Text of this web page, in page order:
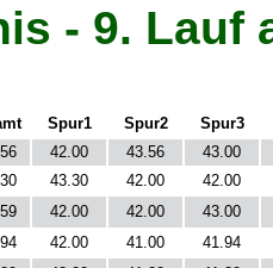
- 9. Lauf
Spur1 Spur2
Spur3
42.00 43.56
43.00
43.30 42.00
42.00
42.00 42.00
43.00
42.00 41.00
41.94